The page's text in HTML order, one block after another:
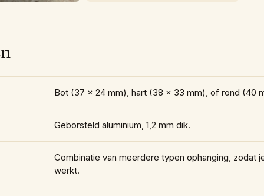
Bot (37 × 24 mm), hart (38 × 33 mm), of rond (40
Geborsteld aluminium, 1,2 mm dik.
Combinatie van meerdere typen ophanging, zodat
werkt.